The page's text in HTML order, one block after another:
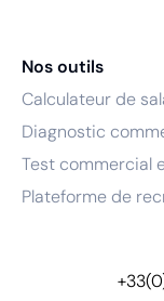
Nos outils
Calculateur de
Diagnostic
Test commercial
Plateforme de